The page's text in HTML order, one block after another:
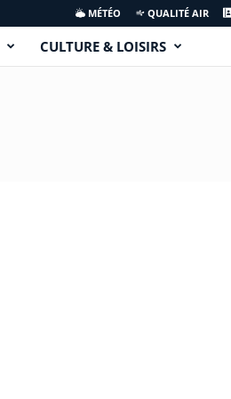
MÉTÉO QUALITÉ AIR
CULTURE & LOISIRS